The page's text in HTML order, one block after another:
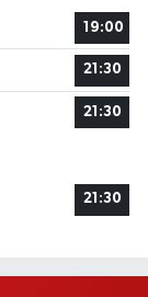
19:00
21:30
21:30
21:30